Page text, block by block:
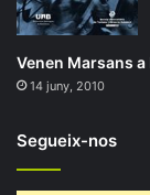
Venen Marsans
14 juny, 2010
Segueix-nos